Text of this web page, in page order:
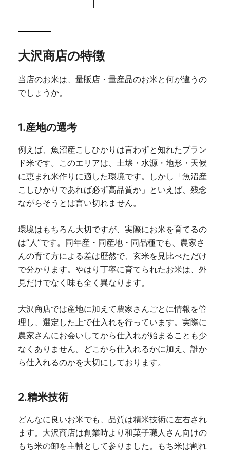
大沢商店の特徴
当店のお米は、量販店・量産品のお米と何が違うの
でしょうか。
1.産地の選考
例えば、魚沼産こしひかりは言わずと知れたブラン
ド米です。このエリアは、土壌・水源・地形・天候
に恵まれ米作りに適した環境です。しかし「魚沼産
こしひかりであれば必ず高品質か」といえば、残念
ながらそうとは言い切れません。
環境はもちろん大切ですが、実際にお米を育てるの
は”人”です。同年産・同産地・同品種でも、農家さ
んの育て方による差は歴然で、玄米を見比べただけ
で分かります。やはり丁寧に育てられたお米は、外
見だけでなく味も全く異なります。
大沢商店では産地に加えて農家さんごとに情報を管
理し、選定した上で仕入れを行っています。実際に
農家さんにお会いしてから仕入れが始まることも少
なくありません。どこから仕入れるかに加え、誰か
ら仕入れるのかを大切にしております。
2.精米技術
どんなに良いお米でも、品質は精米技術に左右され
ます。大沢商店は創業時より和菓子職人さん向けの
もち米の卸を主軸として参りました。もち米は割れ